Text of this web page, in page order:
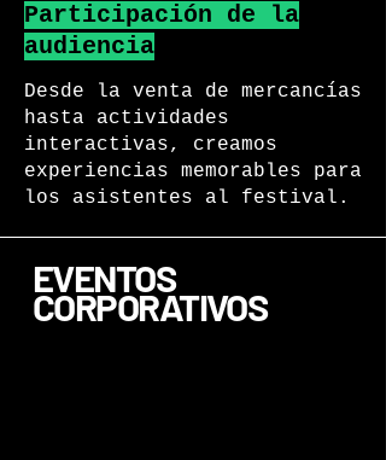
Participación de la
audiencia
Desde la venta de mercancías
hasta actividades
interactivas, creamos
experiencias memorables para
los asistentes al festival.
EVENTOS
CORPORATIVOS